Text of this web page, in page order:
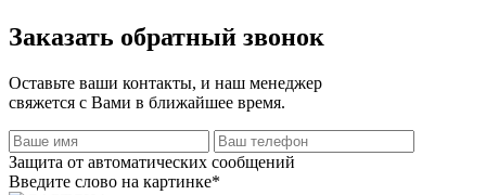
Заказать обратный звонок
Оставьте ваши контакты, и наш менеджер
свяжется с Вами в ближайшее время.
Защита от автоматических сообщений
Введите слово на картинке*